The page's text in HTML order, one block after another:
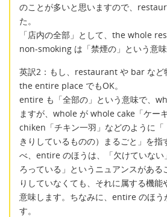
のことが多いと思いますので、
た。
「店内の全部」として、the whole
non-smoking は「禁煙の」という意味
英訳2：もし、restaurant や bar など
the entire place でもOK。
entire も「全部の」という意味で、
ますが、whole が whole cake「ケー
chiken「チキン一羽」などのように「
きりしているものの）まるごと」を指
べ、entire のほうは、「欠けていない
ろっている」というニュアンスがある
りしていなくても、それに属する機能
意味します。ちなみに、entire のほう
す。